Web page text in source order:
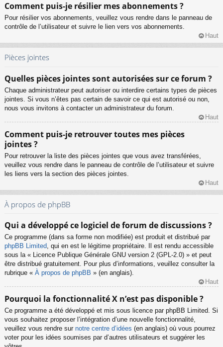
Comment puis-je résilier mes abonnements ?
Pour résilier vos abonnements, veuillez vous rendre dans le panneau de
contrôle de l’utilisateur et suivre le lien vers vos abonnements.
Haut
Pièces jointes
Quelles pièces jointes sont autorisées sur ce forum ?
Chaque administrateur peut autoriser ou interdire certains types de pièces
jointes. Si vous n’êtes pas certain de savoir ce qui est autorisé ou non,
nous vous invitons à contacter un administrateur du forum.
Haut
Comment puis-je retrouver toutes mes pièces
jointes ?
Pour retrouver la liste des pièces jointes que vous avez transférées,
veuillez vous rendre dans le panneau de contrôle de l’utilisateur et suivre
les liens vers la section des pièces jointes.
Haut
À propos de phpBB
Qui a développé ce logiciel de forum de discussions ?
Ce programme (dans sa forme non modifiée) est produit et distribué par
phpBB Limited, qui en est le légitime propriétaire. Il est rendu accessible
sous la « Licence Publique Générale GNU version 2 (GPL-2.0) » et peut
être distribué gratuitement. Pour plus d’informations, veuillez consulter la
rubrique « À propos de phpBB » (en anglais).
Haut
Pourquoi la fonctionnalité X n’est pas disponible ?
Ce programme a été développé et mis sous licence par phpBB Limited. Si
vous souhaitez proposer l’intégration d’une nouvelle fonctionnalité,
veuillez vous rendre sur notre centre d’idées (en anglais) où vous pourrez
voter pour les idées soumises par d’autres utilisateurs et suggérer les